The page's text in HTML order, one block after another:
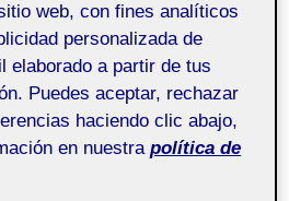
web, con fines analíticos
personalizada de
elaborado a partir de tus
Puedes aceptar, rechazar
haciendo clic abajo,
en nuestra política de